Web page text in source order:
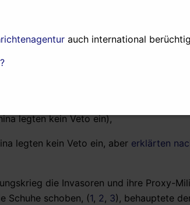
Resolution 2231 (2015), indem sie sich
entsprechende Organisation folgte, sollte
erlebt hatte. Stattdessen wurde Kapitel
u.s.-geführten Terrorkrieges auf
legten kein Veto ein),
legten kein Veto ein, aber erklärten
die Invasoren und ihre Proxy-
Schuhe schoben, (1, 2, 3), behauptete
auch international